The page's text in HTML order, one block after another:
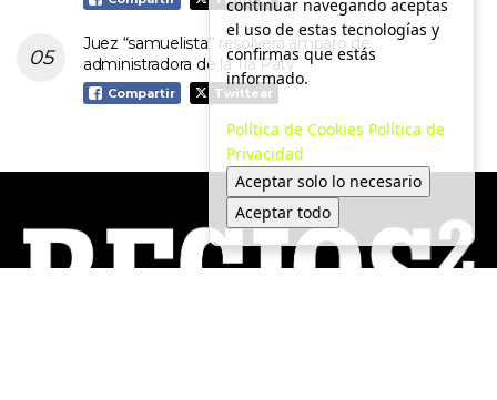
Juez “samuelista” resolverá amparo de
administradora de la Tía Paty
Compartir Twittear
continuar navegando aceptas
el uso de estas tecnologías y
confirmas que estás
informado.
Política de Cookies Política de
Privacidad
Aceptar solo lo necesario
Aceptar todo